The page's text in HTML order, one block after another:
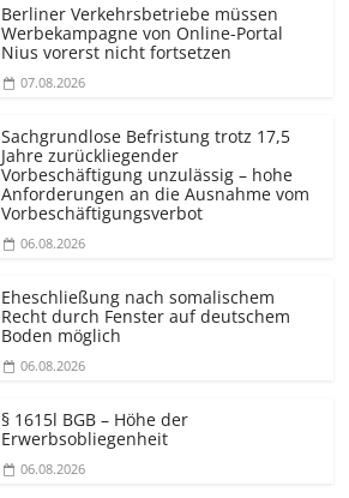
Berliner Verkehrsbetriebe müssen
Werbekampagne von Online-Portal
Nius vorerst nicht fortsetzen
07.08.2026
Sachgrundlose Befristung trotz 17,5
Jahre zurückliegender
Vorbeschäftigung unzulässig – hohe
Anforderungen an die Ausnahme vom
Vorbeschäf­tigungsverbot
06.08.2026
Eheschließung nach somalischem
Recht durch Fenster auf deutschem
Boden möglich
06.08.2026
§ 1615l BGB – Höhe der
Erwerbsobliegenheit
06.08.2026